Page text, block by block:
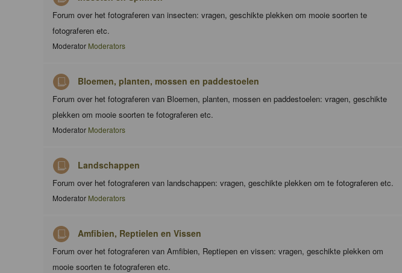
Forum over het fotograferen van insecten: vragen, geschikte plekken om mooie soorten te
fotograferen etc.
Moderator Moderators
Bloemen, planten, mossen en paddestoelen
Forum over het fotograferen van Bloemen, planten, mossen en paddestoelen: vragen, geschikte
plekken om mooie soorten te fotograferen etc.
Moderator Moderators
Landschappen
Forum over het fotograferen van landschappen: vragen, geschikte plekken om te fotograferen etc.
Moderator Moderators
Amfibien, Reptielen en Vissen
Forum over het fotograferen van Amfibien, Reptiepen en vissen: vragen, geschikte plekken om
mooie soorten te fotograferen etc.